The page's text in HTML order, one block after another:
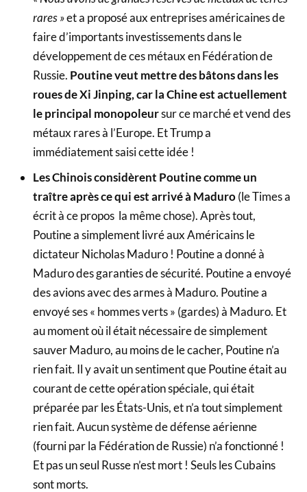
rares »et a proposé aux entreprises américaines de
faire d’importants investissements dans le
développement de ces métaux en Fédération de
Russie. Poutine veut mettre des bâtons dans les
roues de Xi Jinping, car la Chine est actuellement
le principal monopoleursur ce marché et vend des
métaux rares à l’Europe. Et Trump a
immédiatement saisi cette idée !
Les Chinois considèrent Poutine comme un
traître après ce qui est arrivé à Maduro(le Times a
écrit à ce propos la même chose). Après tout,
Poutine a simplement livré aux Américains le
dictateur Nicholas Maduro ! Poutine a donné à
Maduro des garanties de sécurité. Poutine a envoyé
des avions avec des armes à Maduro. Poutine a
envoyé ses « hommes verts » (gardes) à Maduro. Et
au moment où il était nécessaire de simplement
sauver Maduro, au moins de le cacher, Poutine n’a
rien fait. Il y avait un sentiment que Poutine était au
courant de cette opération spéciale, qui était
préparée par les États-Unis, et n’a tout simplement
rien fait. Aucun système de défense aérienne
(fourni par la Fédération de Russie) n’a fonctionné !
Et pas un seul Russe n’est mort ! Seuls les Cubains
sont morts.